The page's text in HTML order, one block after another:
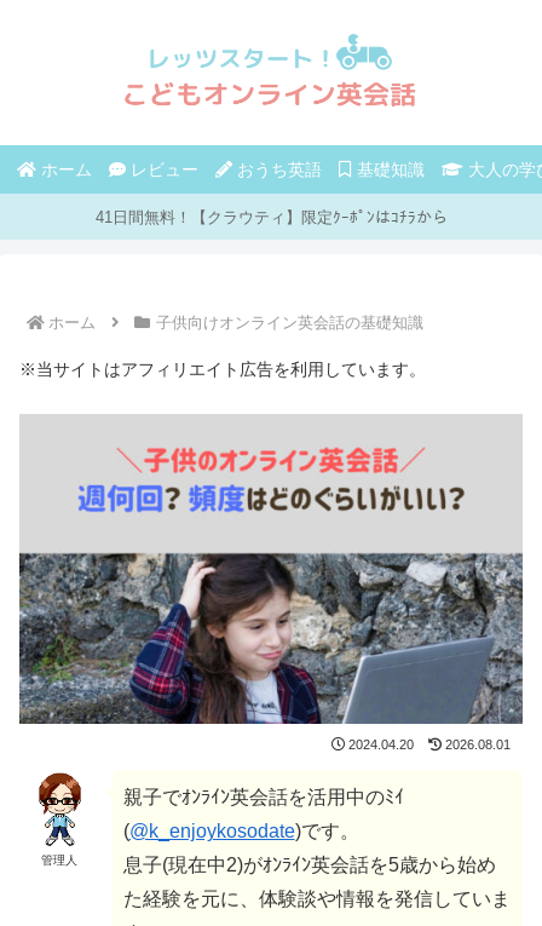
ホーム レビュー おうち英語 基礎知識 大人の学
41日間無料！【クラウティ】限定ｸｰﾎﾟﾝはｺﾁﾗから
ホーム 子供向けオンライン英会話の基礎知識
※当サイトはアフィリエイト広告を利用しています。
2024.04.20 2026.08.01
管理人
親子でｵﾝﾗｲﾝ英会話を活用中のﾐｲ
(@k_enjoykosodate)です。
息子(現在中2)がｵﾝﾗｲﾝ英会話を5歳から始め
た経験を元に、体験談や情報を発信していま